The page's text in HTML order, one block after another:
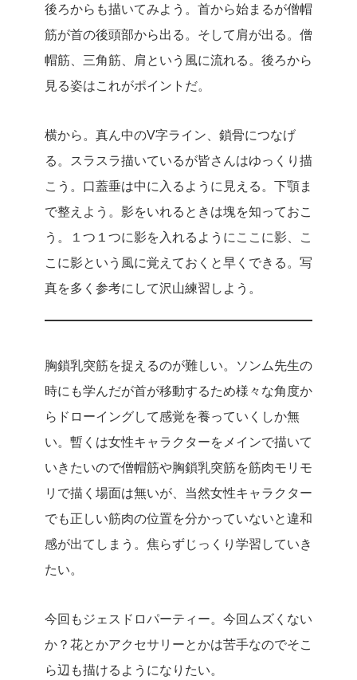
後ろからも描いてみよう。首から始まるが僧帽
筋が首の後頭部から出る。そして肩が出る。僧
帽筋、三角筋、肩という風に流れる。後ろから
見る姿はこれがポイントだ。
横から。真ん中のV字ライン、鎖骨につなげ
る。スラスラ描いているが皆さんはゆっくり描
こう。口蓋垂は中に入るように見える。下顎ま
で整えよう。影をいれるときは塊を知っておこ
う。１つ１つに影を入れるようにここに影、こ
こに影という風に覚えておくと早くできる。写
真を多く参考にして沢山練習しよう。
胸鎖乳突筋を捉えるのが難しい。ソンム先生の
時にも学んだが首が移動するため様々な角度か
らドローイングして感覚を養っていくしか無
い。暫くは女性キャラクターをメインで描いて
いきたいので僧帽筋や胸鎖乳突筋を筋肉モリモ
リで描く場面は無いが、当然女性キャラクター
でも正しい筋肉の位置を分かっていないと違和
感が出てしまう。焦らずじっくり学習していき
たい。
今回もジェスドロパーティー。今回ムズくない
か？花とかアクセサリーとかは苦手なのでそこ
ら辺も描けるようになりたい。